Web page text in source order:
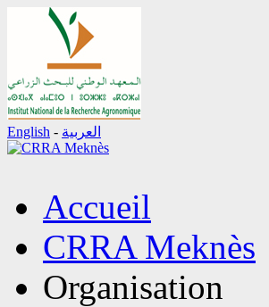
English - العربية
au
contenuAccueil
CRRA Meknès
Organisation